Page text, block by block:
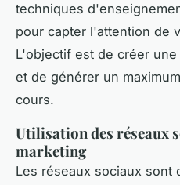
techniques
pour capter l'attention de
L'objectif est de créer une
et de générer un
cours.
Utilisation des réseaux
marketing
Les réseaux sociaux sont